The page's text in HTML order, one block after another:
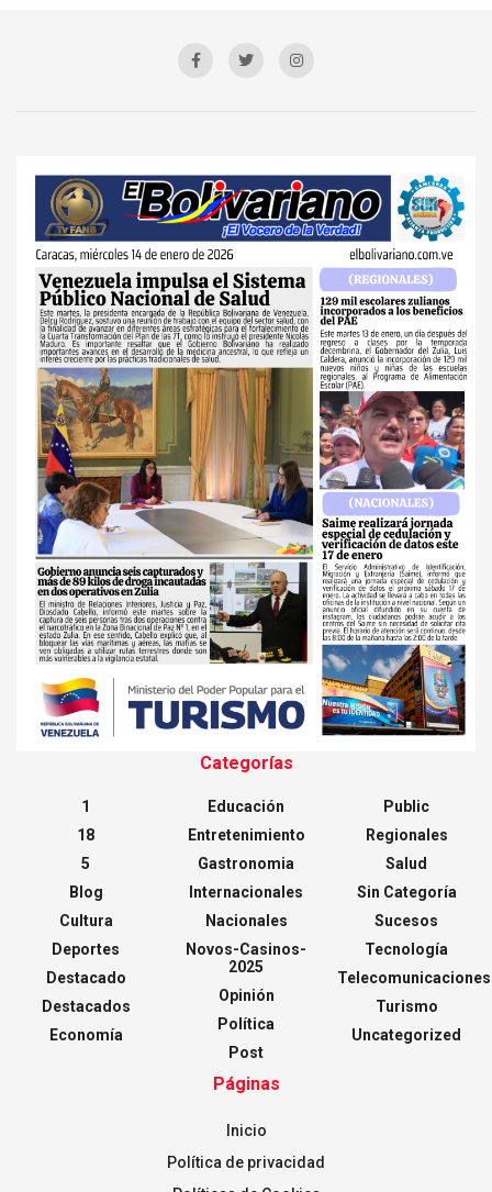
Categorías
1
18
5
Blog
Cultura
Deportes
Destacado
Destacados
Economía
Educación
Entretenimiento
Gastronomia
Internacionales
Nacionales
Novos-Casinos-
2025
Opinión
Política
Post
Public
Regionales
Salud
Sin Categoría
Sucesos
Tecnología
Telecomunicaciones
Turismo
Uncategorized
Páginas
Inicio
Política de privacidad